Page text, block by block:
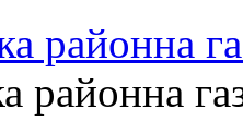
районна
районна